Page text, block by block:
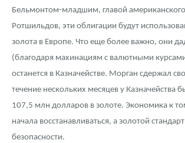
Бельмонтом-младшим, главой
Ротшильдов, эти облигации будут
золота в Европе. Что еще более важно, они
(благодаря махинациям с валютными
останется в Казначействе. Морган сдержал
течение нескольких месяцев у Казначейства
107,5 млн долларов в золоте. Экономика к
начала восстанавливаться, а золотой
безопасности.